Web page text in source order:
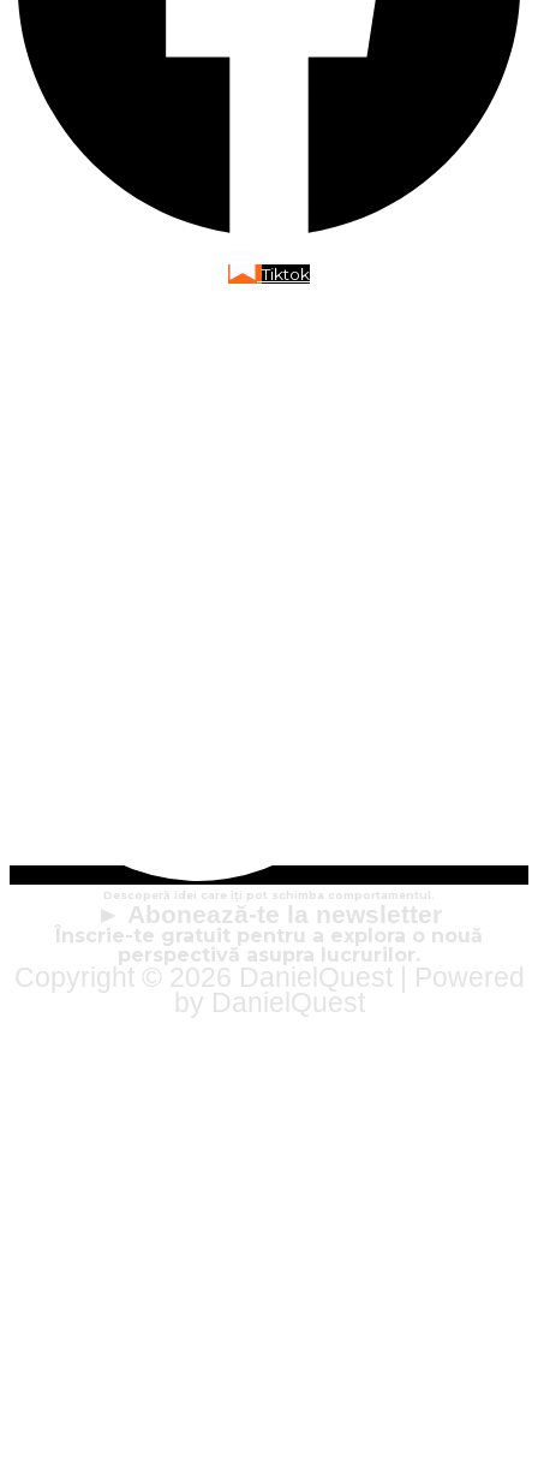
Tiktok
Descoperă idei care îți pot schimba comportamentul.
► Abonează-te la newsletter
Înscrie-te gratuit pentru a explora o nouă
perspectivă asupra lucrurilor.
Copyright © 2026 DanielQuest | Powered
by DanielQuest